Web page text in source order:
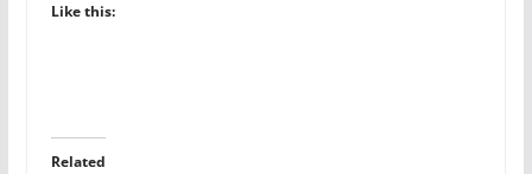
Like this:
Related